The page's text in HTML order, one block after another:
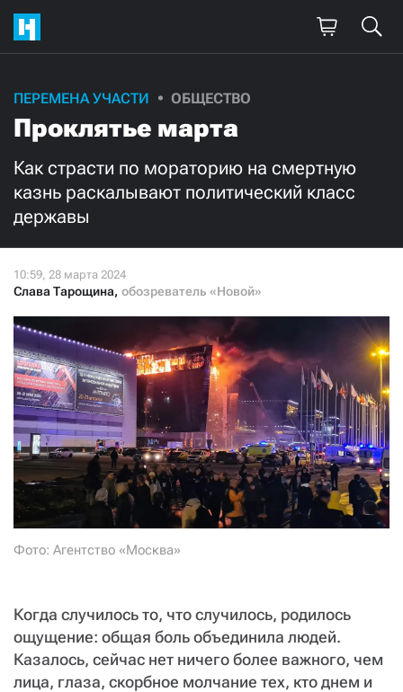
ПЕРЕМЕНА УЧАСТИ ОБЩЕСТВО
Проклятье марта
Как страсти по мораторию на смертную
казнь раскалывают политический класс
державы
Слава Тарощина, обозреватель «Новой»
Фото: Агентство «Москва»
Когда случилось то, что случилось, родилось
ощущение: общая боль объединила людей.
Казалось, сейчас нет ничего более важного, чем
лица, глаза, скорбное молчание тех, кто днем и
Поддержите
нашу работу!
Ежемесячно Разово
3000
Нажимая кнопку «Стать соучастником»,
я принимаю условия и подтверждаю свое гражданство РФ
СТАТЬ СОУЧАСТНИКОМ
ПОДЕЛИТЬСЯ С ДРУЗЬЯМИ
Если у вас есть вопросы, пишите donate@novayagazeta.ruили
звоните:
+7 (929) 612-03-68